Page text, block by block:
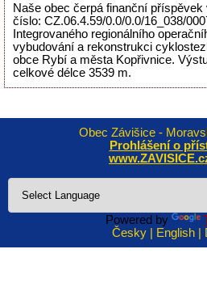
Naše obec čerpá finanční
číslo: CZ.06.4.59/0.0/0.0/16_038/
Integrovaného regionálního
vybudování a rekonstrukci
obce Rybí a města Kopřivnice.
celkové délce 3539 m.
Obec Závišice -
Prohlášení o
Powered by
Česky | English |